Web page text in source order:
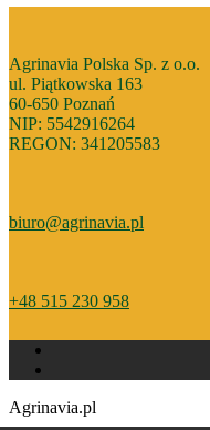
Agrinavia Polska Sp. z o.o.
ul. Piątkowska 163
60-650 Poznań
NIP: 5542916264
REGON: 341205583
biuro@agrinavia.pl
+48 515 230 958
Agrinavia.pl